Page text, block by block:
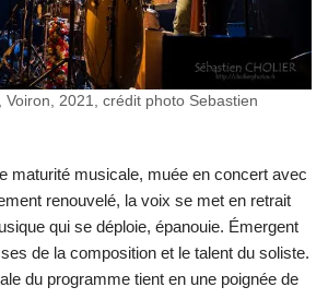
Voiron, 2021, crédit photo Sebastien
maturité musicale, muée en concert avec
renouvelé, la voix se met en retrait
qui se déploie, épanouie. Émergent
de la composition et le talent du soliste.
du programme tient en une poignée de